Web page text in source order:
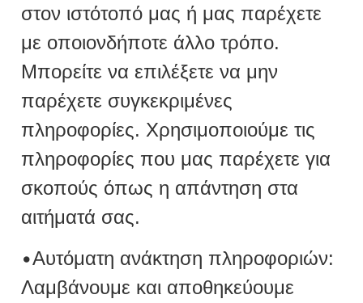
στον ιστότοπό μας ή μας παρέχετε
με οποιονδήποτε άλλο τρόπο.
Μπορείτε να επιλέξετε να μην
παρέχετε συγκεκριμένες
πληροφορίες. Χρησιμοποιούμε τις
πληροφορίες που μας παρέχετε για
σκοπούς όπως η απάντηση στα
αιτήματά σας.
•Αυτόματη ανάκτηση πληροφοριών:
Λαμβάνουμε και αποθηκεύουμε